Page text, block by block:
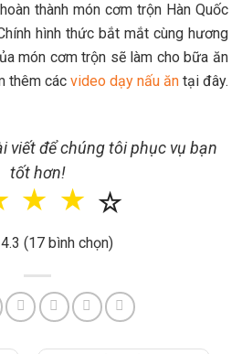
thành món cơm trộn Hàn Quốc
hình thức bắt mắt cùng hương
món cơm trộn sẽ làm cho bữa ăn
thêm các video dạy nấu ăn tại đây.
viết để chúng tôi phục vụ bạn
tốt hơn!
☆
☆
☆
(17 bình chọn)